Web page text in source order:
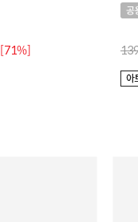
[71%]